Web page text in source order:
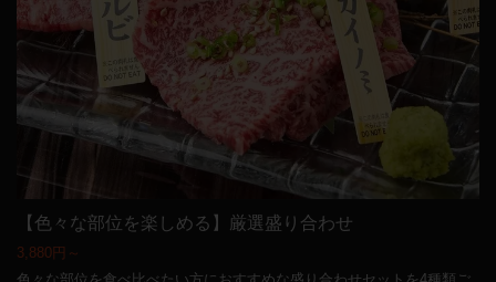
【色々な部位を楽しめる】厳選盛り合わせ
3,880円～